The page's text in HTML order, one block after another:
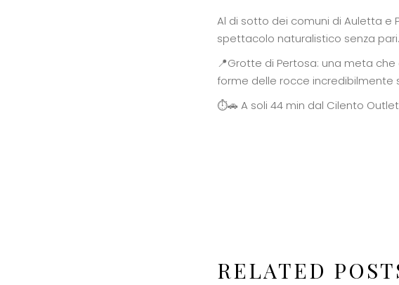
Al di sotto dei comuni di Auletta e
spettacolo naturalistico senza
📍Grotte di Pertosa: una meta
forme delle rocce incredibilmente
⏱🚗 A soli 44 min dal Cilento
RELATED